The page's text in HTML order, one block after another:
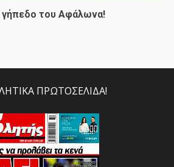
γήπεδο του Αφάλωνα!
ΠΡΩΤΟΣΕΛΙΔΑ!